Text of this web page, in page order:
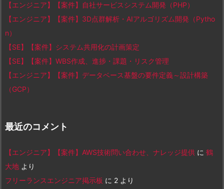
【エンジニア】【案件】自社サービスシステム開発（PHP）
【エンジニア】【案件】3D点群解析・AIアルゴリズム開発（Pytho
n）
【SE】【案件】システム共用化の計画策定
【SE】【案件】WBS作成、進捗・課題・リスク管理
【エンジニア】【案件】データベース基盤の要件定義～設計構築
（GCP）
最近のコメント
【エンジニア】【案件】AWS技術問い合わせ、ナレッジ提供 に 鶴
大地 より
フリーランスエンジニア掲示板 に 2 より